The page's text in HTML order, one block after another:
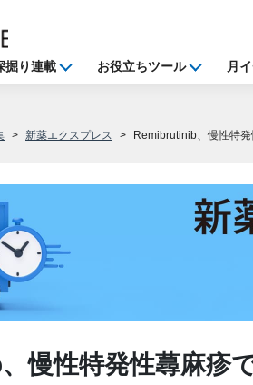
掘り連載 お役立ちツール 月
新薬エクスプレス Remibrutinib、慢性特
慢性特発性蕁麻疹